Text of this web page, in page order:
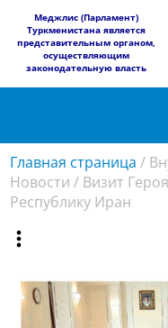
​Меджлис (Парламент)
Туркменистана является
представительным органом,
осуществляющим
законодательную власть
Главная страница /
Новости / Визит
Республику Иран